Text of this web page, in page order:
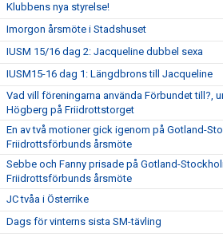
Klubbens nya styrelse!
Imorgon årsmöte i Stadshuset
IUSM 15/16 dag 2: Jacqueline dubbel sexa
IUSM15-16 dag 1: Längdbrons till Jacqueline
Vad vill föreningarna använda Förbundet till?,
Högberg på Friidrottstorget
En av två motioner gick igenom på Gotland-
Friidrottsförbunds årsmöte
Sebbe och Fanny prisade på Gotland-
Friidrottsförbunds årsmöte
JC tvåa i Österrike
Dags för vinterns sista SM-tävling